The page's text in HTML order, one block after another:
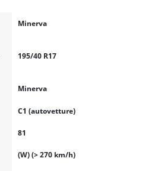
Minerva
195/40 R17
Minerva
C1 (autovetture)
81
(W) (> 270 km/h)